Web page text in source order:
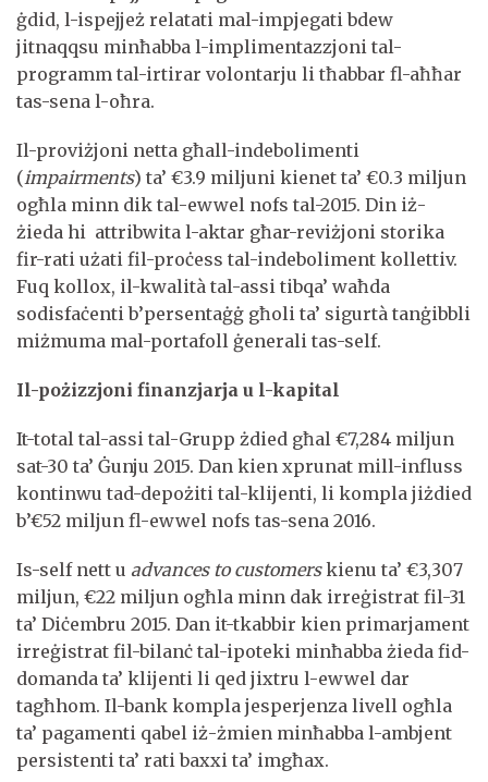
ġdid, l-ispejjeż relatati mal-impjegati bdew
jitnaqqsu minħabba l-implimentazzjoni tal-
programm tal-irtirar volontarju li tħabbar fl-aħħar
tas-sena l-oħra.
Il-proviżjoni netta għall-indebolimenti
(impairments) ta’ €3.9 miljuni kienet ta’ €0.3 miljun
ogħla minn dik tal-ewwel nofs tal-2015. Din iż-
żieda hi attribwita l-aktar għar-reviżjoni storika
fir-rati użati fil-proċess tal-indeboliment kollettiv.
Fuq kollox, il-kwalità tal-assi tibqa’ waħda
sodisfaċenti b’persentaġġ għoli ta’ sigurtà tanġibbli
miżmuma mal-portafoll ġenerali tas-self.
Il-pożizzjoni finanzjarja u l-kapital
It-total tal-assi tal-Grupp żdied għal €7,284 miljun
sat-30 ta’ Ġunju 2015. Dan kien xprunat mill-influss
kontinwu tad-depożiti tal-klijenti, li kompla jiżdied
b’€52 miljun fl-ewwel nofs tas-sena 2016.
Is-self nett u advances to customerskienu ta’ €3,307
miljun, €22 miljun ogħla minn dak irreġistrat fil-31
ta’ Diċembru 2015. Dan it-tkabbir kien primarjament
irreġistrat fil-bilanċ tal-ipoteki minħabba żieda fid-
domanda ta’ klijenti li qed jixtru l-ewwel dar
tagħhom. Il-bank kompla jesperjenza livell ogħla
ta’ pagamenti qabel iż-żmien minħabba l-ambjent
persistenti ta’ rati baxxi ta’ imgħax.